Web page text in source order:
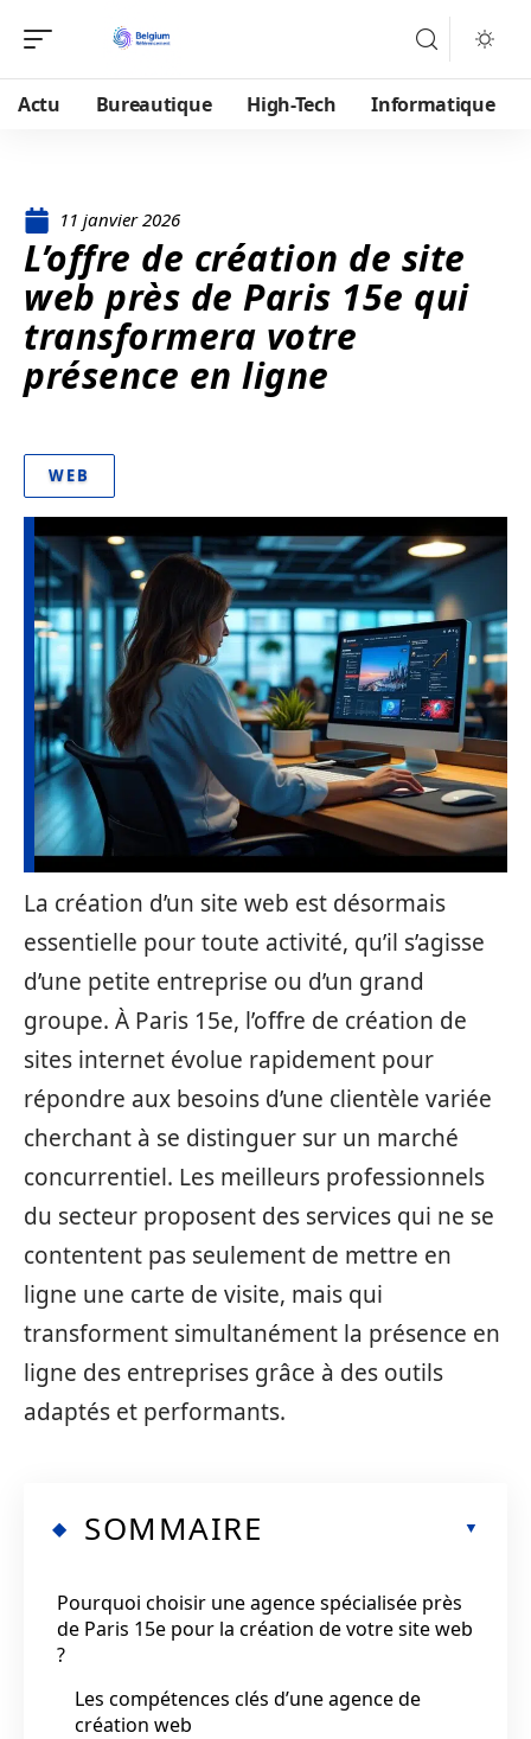
Actu Bureautique High-Tech Informatique
11 janvier 2026
L’offre de création de site
web près de Paris 15e qui
transformera votre
présence en ligne
WEB
La création d’un site web est désormais
essentielle pour toute activité, qu’il s’agisse
d’une petite entreprise ou d’un grand
groupe. À Paris 15e, l’offre de création de
sites internet évolue rapidement pour
répondre aux besoins d’une clientèle variée
cherchant à se distinguer sur un marché
concurrentiel. Les meilleurs professionnels
du secteur proposent des services qui ne se
contentent pas seulement de mettre en
ligne une carte de visite, mais qui
transforment simultanément la présence en
ligne des entreprises grâce à des outils
adaptés et performants.
SOMMAIRE
Pourquoi choisir une agence spécialisée près
de Paris 15e pour la création de votre site web
?
Les compétences clés d’une agence de
création web